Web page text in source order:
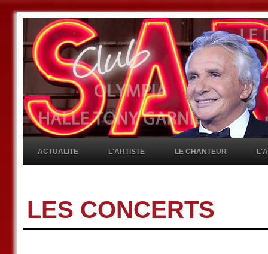
ACTUALITE L'ARTISTE LE CHANTEUR
LES CONCERTS